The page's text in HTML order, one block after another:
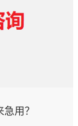
用？